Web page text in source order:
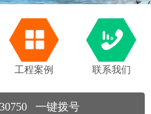
工程案例 联系我们
一键拨号